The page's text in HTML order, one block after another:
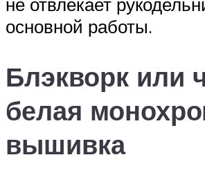
основной работы.
Блэкворк или
белая
вышивка